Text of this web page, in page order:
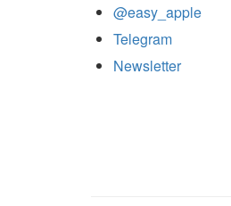
@easy_apple
Telegram
Newsletter